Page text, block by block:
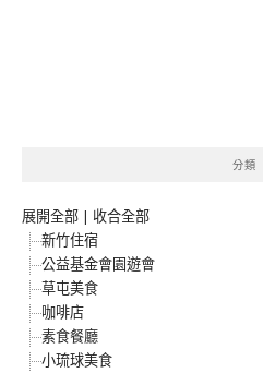
分類
展開全部 | 收合全部
新竹住宿
公益基金會園遊會
草屯美食
咖啡店
素食餐廳
小琉球美食